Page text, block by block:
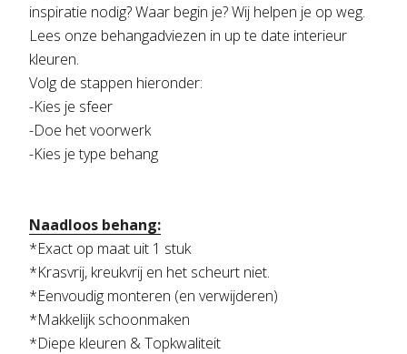
inspiratie nodig? Waar begin je? Wij helpen je op weg.
Lees onze behangadviezen in up te date interieur
kleuren.
Volg de stappen hieronder:
-Kies je sfeer
-Doe het voorwerk
-Kies je type behang
Naadloos behang:
*Exact op maat uit 1 stuk
*Krasvrij, kreukvrij en het scheurt niet.
*Eenvoudig monteren (en verwijderen)
*Makkelijk schoonmaken
*Diepe kleuren & Topkwaliteit